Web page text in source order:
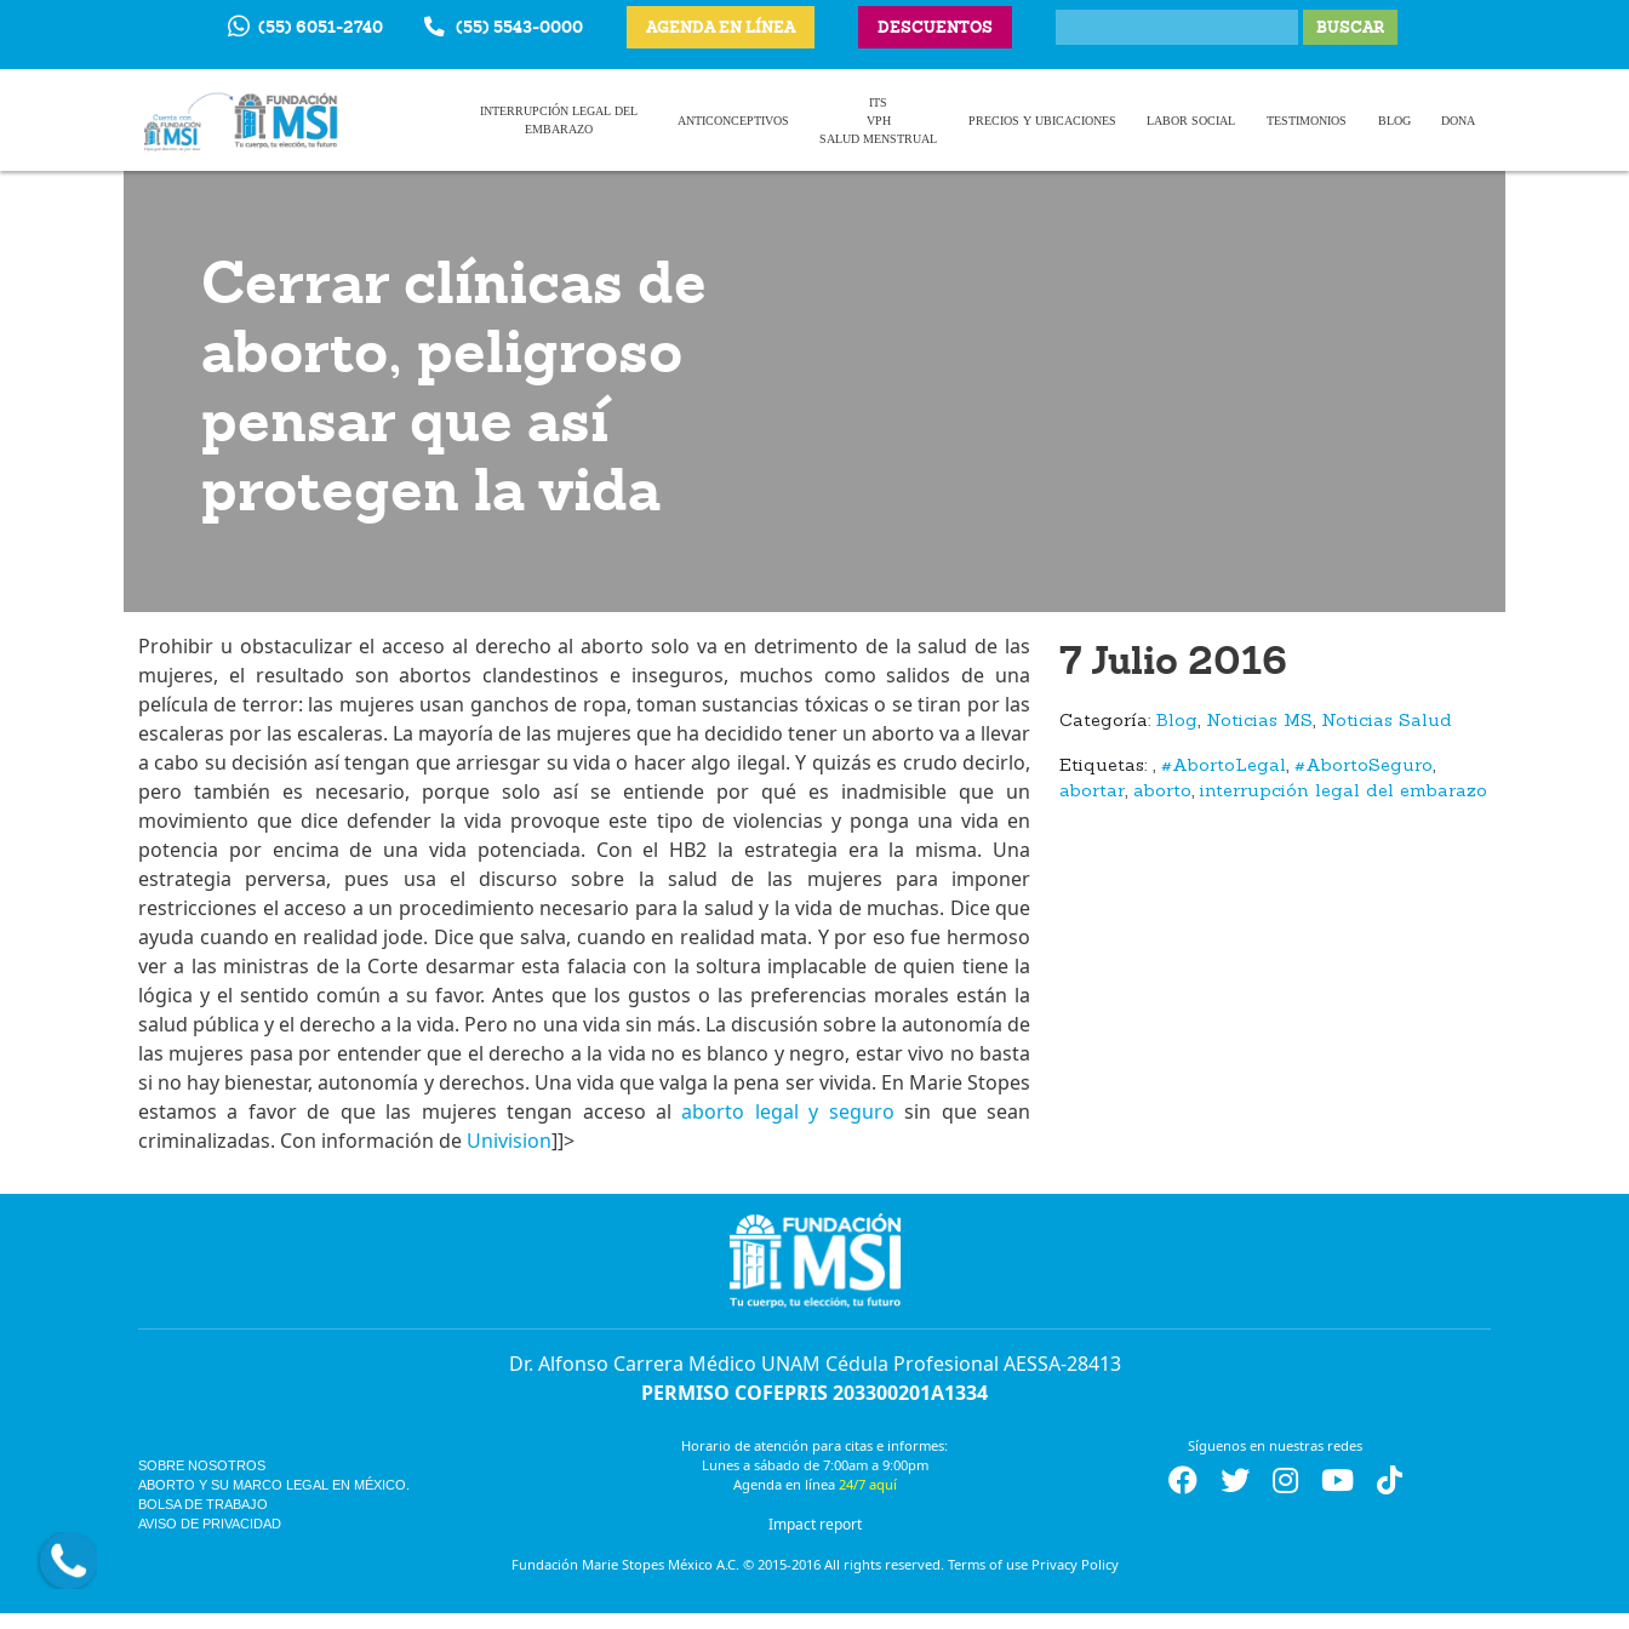
(55) 6051-2740 (55) 5543-0000 AGENDA EN LÍNEA DESCUENTOS
INTERRUPCIÓN LEGAL DEL
EMBARAZO
ANTICONCEPTIVOS
ITS
VPH
SALUD MENSTRUAL
PRECIOS Y UBICACIONES LABOR SOCIAL TESTIMONIOS BLOG DONA
Cerrar clínicas de
aborto, peligroso
pensar que así
protegen la vida
Prohibir u obstaculizar el acceso al derecho al aborto solo va en detrimento de la salud de las
mujeres, el resultado son abortos clandestinos e inseguros, muchos como salidos de una
película de terror: las mujeres usan ganchos de ropa, toman sustancias tóxicas o se tiran por las
escaleras por las escaleras. La mayoría de las mujeres que ha decidido tener un aborto va a llevar
a cabo su decisión así tengan que arriesgar su vida o hacer algo ilegal. Y quizás es crudo decirlo,
pero también es necesario, porque solo así se entiende por qué es inadmisible que un
movimiento que dice defender la vida provoque este tipo de violencias y ponga una vida en
potencia por encima de una vida potenciada. Con el HB2 la estrategia era la misma. Una
estrategia perversa, pues usa el discurso sobre la salud de las mujeres para imponer
restricciones el acceso a un procedimiento necesario para la salud y la vida de muchas. Dice que
ayuda cuando en realidad jode. Dice que salva, cuando en realidad mata. Y por eso fue hermoso
ver a las ministras de la Corte desarmar esta falacia con la soltura implacable de quien tiene la
lógica y el sentido común a su favor. Antes que los gustos o las preferencias morales están la
salud pública y el derecho a la vida. Pero no una vida sin más. La discusión sobre la autonomía de
las mujeres pasa por entender que el derecho a la vida no es blanco y negro, estar vivo no basta
si no hay bienestar, autonomía y derechos. Una vida que valga la pena ser vivida. En Marie Stopes
estamos a favor de que las mujeres tengan acceso alaborto legal y seguro sin que sean
criminalizadas. Con información de Univision]]>
7 Julio 2016
Categoría: Blog, Noticias MS, Noticias Salud
Etiquetas: , #AbortoLegal, #AbortoSeguro,
abortar, aborto,interrupción legal del embarazo
Dr. Alfonso Carrera Médico UNAM Cédula Profesional AESSA-28413
PERMISO COFEPRIS 203300201A1334
SOBRE NOSOTROS
ABORTO Y SU MARCO LEGAL EN MÉXICO.
BOLSA DE TRABAJO
AVISO DE PRIVACIDAD
Horario de atención para citas e informes:
Lunes a sábado de 7:00am a 9:00pm
Agenda en línea 24/7 aquí
Impact report
Síguenos en nuestras redes
Fundación Marie Stopes México A.C. © 2015-2016 All rights reserved. Terms of use Privacy Policy